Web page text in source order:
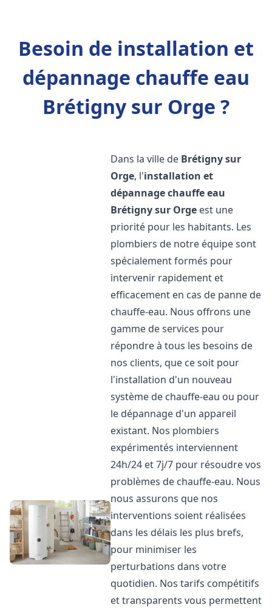
Besoin de installation et
dépannage chauffe eau
Brétigny sur Orge ?
Dans la ville de Brétigny sur
Orge, l'installation et
dépannage chauffe eau
Brétigny sur Orge est une
priorité pour les habitants. Les
plombiers de notre équipe sont
spécialement formés pour
intervenir rapidement et
efficacement en cas de panne de
chauffe-eau. Nous offrons une
gamme de services pour
répondre à tous les besoins de
nos clients, que ce soit pour
l'installation d'un nouveau
système de chauffe-eau ou pour
le dépannage d'un appareil
existant. Nos plombiers
expérimentés interviennent
24h/24 et 7j/7 pour résoudre vos
problèmes de chauffe-eau. Nous
nous assurons que nos
interventions soient réalisées
dans les délais les plus brefs,
pour minimiser les
perturbations dans votre
quotidien. Nos tarifs compétitifs
et transparents vous permettent